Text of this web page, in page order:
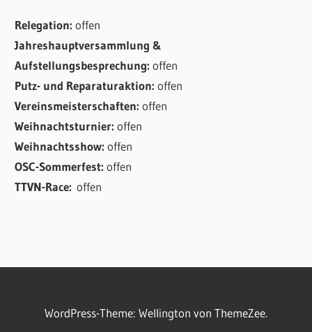
Relegation:offen
Jahreshauptversammlung &
Aufstellungsbesprechung:offen
Putz- und Reparaturaktion:offen
Vereinsmeisterschaften:offen
Weihnachtsturnier:offen
Weihnachtsshow:offen
OSC-Sommerfest:offen
TTVN-Race:offen
WordPress-Theme: Wellington von ThemeZee.